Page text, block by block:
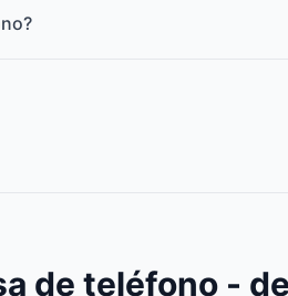
de teléfono -